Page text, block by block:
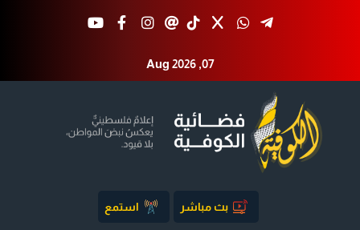
Aug 2026 ,07
بث مباشر استمع